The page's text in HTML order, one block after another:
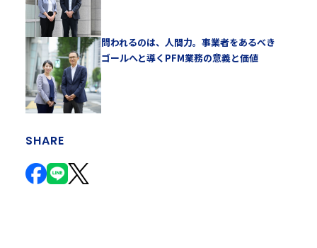
問われるのは、人間力。事業者をあるべき
ゴールへと導くPFM業務の意義と価値
SHARE